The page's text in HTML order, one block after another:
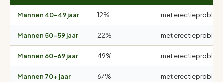
Mannen 40-49 jaar 12% met
Mannen 50-59 jaar 22% met
Mannen 60-69 jaar 49% met
Mannen 70+ jaar 67% met